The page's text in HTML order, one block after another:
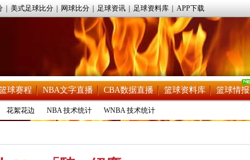
美式足球比分 网球比分 足球资讯 足球资料库 APP下载
球赛程 NBA文字直播 CBA数据直播 篮球资料库 篮球情报
花絮花边 NBA 技术统计 WNBA 技术统计